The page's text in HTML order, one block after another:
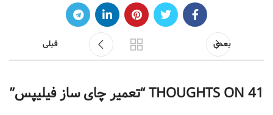
بعدی قبلی
41 THOUGHTS ON “ تعمیر چای ساز فیلیپس”